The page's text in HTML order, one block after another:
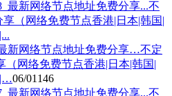
最新网络节点地址免费分享…不定
网络免费节点香港|日本|韩国|
|…06/01 146